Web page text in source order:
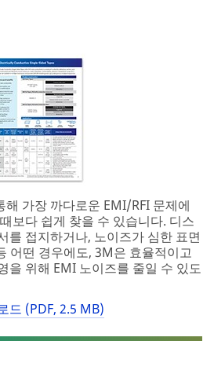
가장 까다로운 EMI/RFI 문제에
보다 쉽게 찾을 수 있습니다. 디스
를 접지하거나, 노이즈가 심한 표면
어떤 경우에도, 3M은 효율적이고
을 위해 EMI 노이즈를 줄일 수 있도
드 (PDF, 2.5 MB)